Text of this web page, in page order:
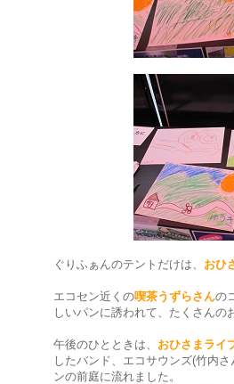
ぐりふぁんのテントだけは、 おひ
エコセン近くの喫茶うずらさんの
しいパンに誘われて、たくさん
午後のひとときは、 おひさまライ
したバンド、エコサウンズ(竹内
ンの前庭に流れました。